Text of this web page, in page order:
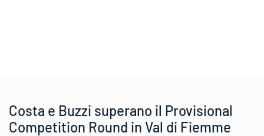
Costa e Buzzi superano il Provisional
Competition Round in Val di Fiemme